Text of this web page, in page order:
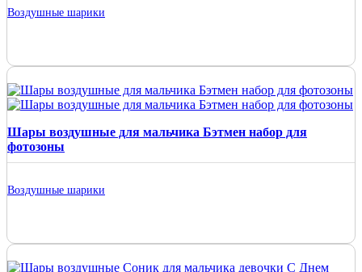
Воздушные шарики
Шары воздушные для мальчика Бэтмен набор для
фотозоны
Воздушные шарики